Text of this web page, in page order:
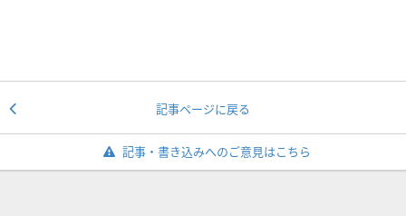
記事ページに戻る
記事・書き込みへのご意見はこちら